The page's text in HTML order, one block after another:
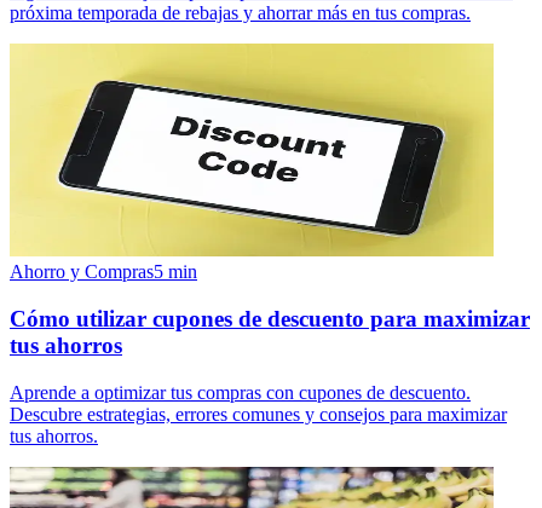
próxima temporada de rebajas y ahorrar más en tus compras.
Ahorro y Compras5 min
Cómo utilizar cupones de descuento para maximizar
tus ahorros
Aprende a optimizar tus compras con cupones de descuento.
Descubre estrategias, errores comunes y consejos para maximizar
tus ahorros.